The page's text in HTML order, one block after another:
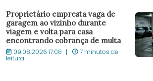
Proprietário empresta vaga de
garagem ao vizinho durante
viagem e volta para casa
encontrando cobrança de multa
09.08.2026 17:08 7 minutos de
leitura